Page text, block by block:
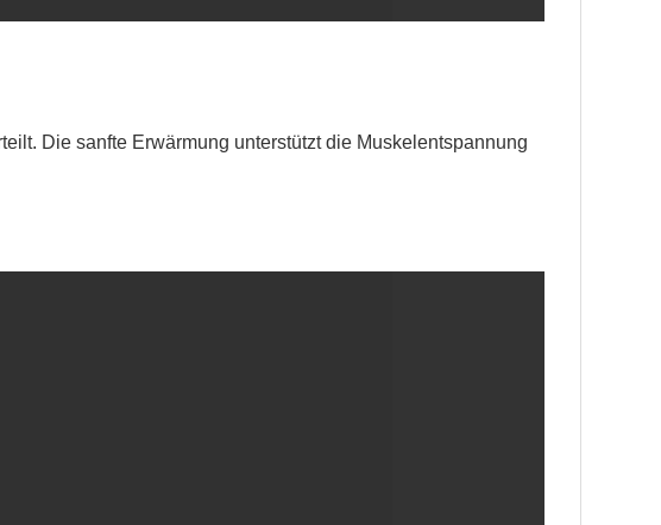
Die sanfte Erwärmung unterstützt die Muskelentspannung